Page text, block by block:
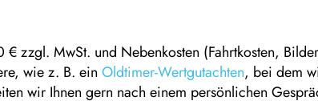
zzgl. MwSt. und Nebenkosten (Fahrtkosten,
wie z. B. einOldtimer-Wertgutachten, bei dem
wir Ihnen gern nach einem persönlichen